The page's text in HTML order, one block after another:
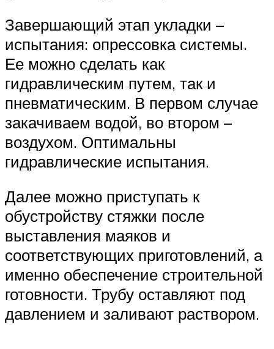
Завершающий этап укладки –
испытания: опрессовка системы.
Ее можно сделать как
гидравлическим путем, так и
пневматическим. В первом случае
закачиваем водой, во втором –
воздухом. Оптимальны
гидравлические испытания.
Далее можно приступать к
обустройству стяжки после
выставления маяков и
соответствующих приготовлений, а
именно обеспечение строительной
готовности. Трубу оставляют под
давлением и заливают раствором.